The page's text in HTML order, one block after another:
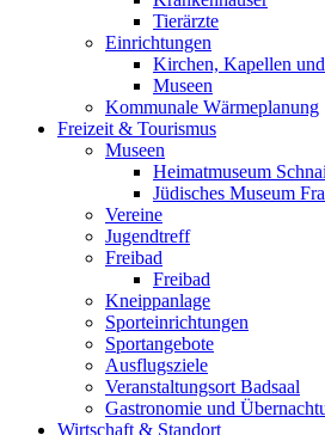
Tierärzte
Einrichtungen
Kirchen, Kapellen
Museen
Kommunale Wärmeplanung
Freizeit & Tourismus
Museen
Heimatmuseum
Jüdisches Museum
Vereine
Jugendtreff
Freibad
Freibad
Kneippanlage
Sporteinrichtungen
Sportangebote
Ausflugsziele
Veranstaltungsort Badsaal
Gastronomie und
Wirtschaft & Standort